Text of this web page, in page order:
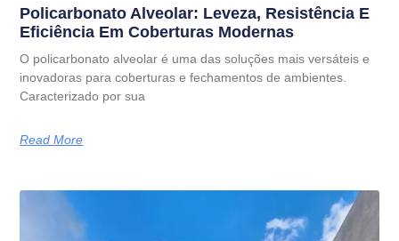
Policarbonato Alveolar: Leveza, Resistência E
Eficiência Em Coberturas Modernas
O policarbonato alveolar é uma das soluções mais versáteis e
inovadoras para coberturas e fechamentos de ambientes.
Caracterizado por sua
Read More